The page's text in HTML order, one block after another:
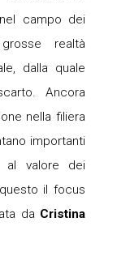
campo dei
realtà
dalla quale
Ancora
nella filiera
importanti
al valore dei
il focus
da Cristina